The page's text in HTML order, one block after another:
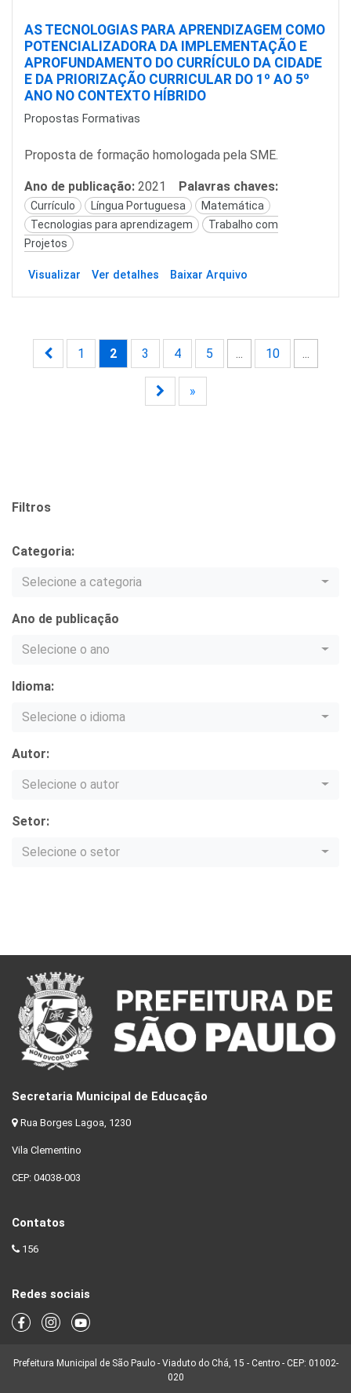
AS TECNOLOGIAS PARA APRENDIZAGEM COMO
POTENCIALIZADORA DA IMPLEMENTAÇÃO E
APROFUNDAMENTO DO CURRÍCULO DA CIDADE
E DA PRIORIZAÇÃO CURRICULAR DO 1º AO 5º
ANO NO CONTEXTO HÍBRIDO
Propostas Formativas
Proposta de formação homologada pela SME.
Ano de publicação: 2021 Palavras chaves:
Currículo Língua Portuguesa
Matemática
Tecnologias para aprendizagem
Trabalho com
Projetos
Visualizar Ver detalhes Baixar Arquivo
1 2 3 4 5 ... 10 ...
»
Filtros
Categoria:
Selecione a categoria
Ano de publicação
Selecione o ano
Idioma:
Selecione o idioma
Autor:
Selecione o autor
Setor:
Selecione o setor
Secretaria Municipal de Educação
Rua Borges Lagoa, 1230
Vila Clementino
CEP: 04038-003
Contatos
156
Redes sociais
Prefeitura Municipal de São Paulo - Viaduto do Chá, 15 - Centro - CEP: 01002-
020